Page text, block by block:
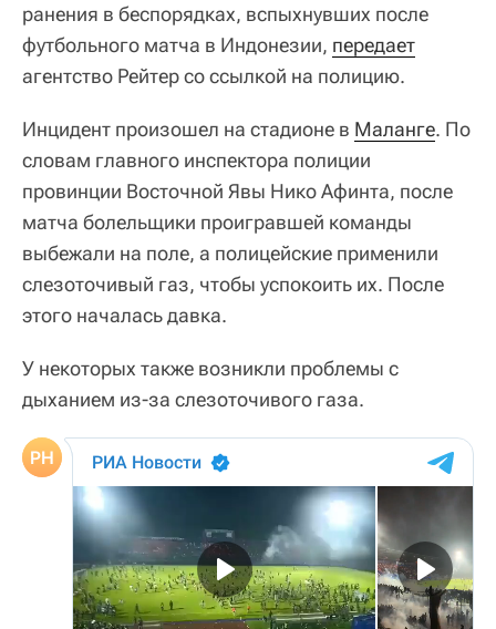
ранения в беспорядках, вспыхнувших после
футбольного матча в Индонезии, передает
агентство Рейтер со ссылкой на полицию.
Инцидент произошел на стадионе в Маланге. По
словам главного инспектора полиции
провинции Восточной Явы Нико Афинта, после
матча болельщики проигравшей команды
выбежали на поле, а полицейские применили
слезоточивый газ, чтобы успокоить их. После
этого началась давка.
У некоторых также возникли проблемы с
дыханием из-за слезоточивого газа.